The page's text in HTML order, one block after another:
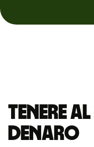
Tenere
denaro